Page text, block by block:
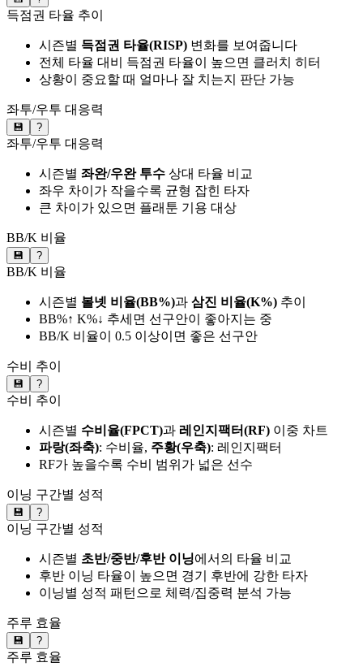
득점권 타율 추이
시즌별 득점권 타율(RISP) 변화를 보여줍니다
전체 타율 대비 득점권 타율이 높으면 클러치 히터
상황이 중요할 때 얼마나 잘 치는지 판단 가능
좌투/우투 대응력
💾 ?
좌투/우투 대응력
시즌별 좌완/우완 투수 상대 타율 비교
좌우 차이가 작을수록 균형 잡힌 타자
큰 차이가 있으면 플래툰 기용 대상
BB/K 비율
💾 ?
BB/K 비율
시즌별 볼넷 비율(BB%)과 삼진 비율(K%) 추이
BB%↑ K%↓ 추세면 선구안이 좋아지는 중
BB/K 비율이 0.5 이상이면 좋은 선구안
수비 추이
💾 ?
수비 추이
시즌별 수비율(FPCT)과 레인지팩터(RF) 이중 차트
파랑(좌축): 수비율, 주황(우축): 레인지팩터
RF가 높을수록 수비 범위가 넓은 선수
이닝 구간별 성적
💾 ?
이닝 구간별 성적
시즌별 초반/중반/후반 이닝에서의 타율 비교
후반 이닝 타율이 높으면 경기 후반에 강한 타자
이닝별 성적 패턴으로 체력/집중력 분석 가능
주루 효율
💾 ?
주루 효율